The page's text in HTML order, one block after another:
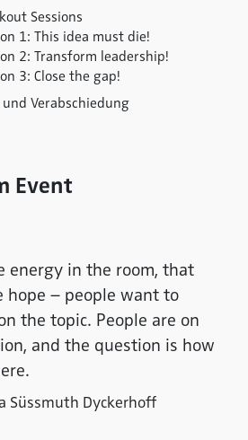
Sessions
1: This idea must die!
2: Transform leadership!
3: Close the gap!
Verabschiedung
Event
energy in the room, that
hope – people want to
the topic. People are on
and the question is how
Süssmuth Dyckerhoff